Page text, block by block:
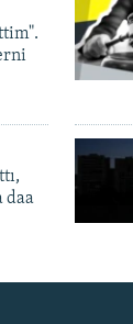
daa